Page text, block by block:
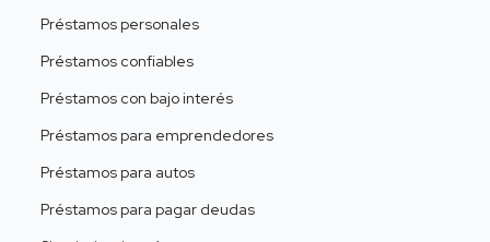
Préstamos personales
Préstamos confiables
Préstamos con bajo interés
Préstamos para emprendedores
Préstamos para autos
Préstamos para pagar deudas